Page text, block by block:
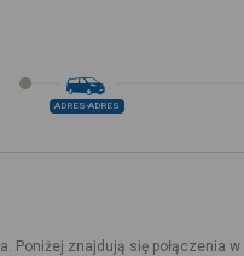
ADRES-ADRES
Poniżej znajdują się połączenia